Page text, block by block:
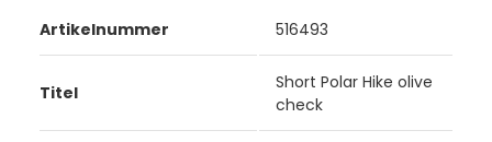
Artikelnummer 516493
Titel
Short Polar Hike olive
check